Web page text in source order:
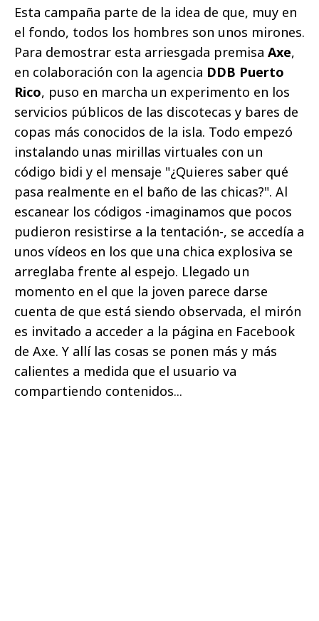
Esta campaña parte de la idea de que, muy en
el fondo, todos los hombres son unos mirones.
Para demostrar esta arriesgada premisa Axe,
en colaboración con la agencia DDB Puerto
Rico, puso en marcha un experimento en los
servicios públicos de las discotecas y bares de
copas más conocidos de la isla. Todo empezó
instalando unas mirillas virtuales con un
código bidi y el mensaje "¿Quieres saber qué
pasa realmente en el baño de las chicas?". Al
escanear los códigos -imaginamos que pocos
pudieron resistirse a la tentación-, se accedía a
unos vídeos en los que una chica explosiva se
arreglaba frente al espejo. Llegado un
momento en el que la joven parece darse
cuenta de que está siendo observada, el mirón
es invitado a acceder a la página en Facebook
de Axe. Y allí las cosas se ponen más y más
calientes a medida que el usuario va
compartiendo contenidos...